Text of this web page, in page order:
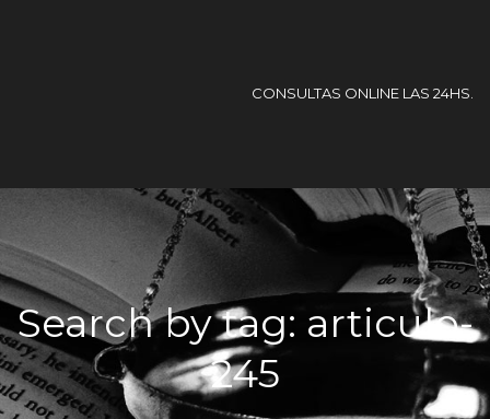
CONSULTAS ONLINE LAS 24HS.
Search by tag: articulo-
245